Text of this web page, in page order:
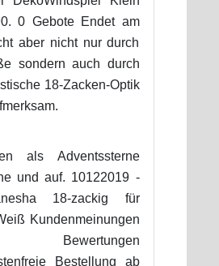
0 Gebote Endet am
aber nicht nur durch
sondern auch durch
18-Zacken-Optik
als Adventssterne
und auf. 10122019 -
18-zackig für
Kundenmeinungen
Bestellung ab